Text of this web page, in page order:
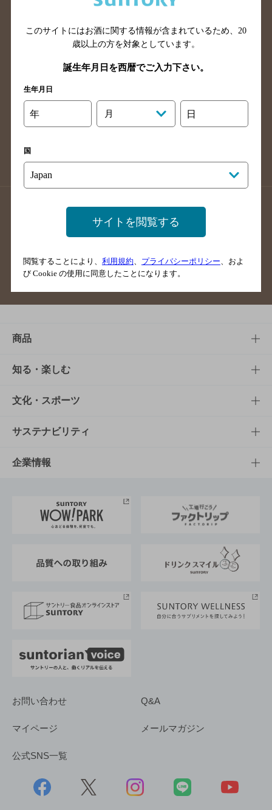
山口県のバー検索
鳥取県のバー検索
島根県のバー検索
徳島県のバー検索
香川県のバー検索
愛媛県のバー検索
高知県のバー検索
長崎県のバー検索
佐賀県のバー検索
大分県のバー検索
熊本県のバー検索
沖縄県のバー検索
店舗登録方法のご案内
店舗情報更新方法のご案内
掲載店舗様ログイン
ご意見・ご感想
商品
商品TOP
商品一覧
商品発売情報
栄養成分一覧
知る・楽しむ
知る・楽しむTOP
キャンペーン
工場見学
地域情報
文化・スポーツ
文化・スポーツTOP
サントリーホール
サントリーサンバーズ大阪
サステナビリティ
サステナビリティTOP
サントリーが考えるサステナビリティ経営
企業情報
企業概要
採用情報
お問い合わせ Q&A
マイページ メールマガジン
公式SNS一覧
このサイトにはお酒に関する情報が含まれているため、 20
歳以上の方を対象としています。
誕生年月日を西暦でご入力下さい。
生年月日
年 月 日
国
サイトを閲覧する
閲覧することにより、 利用規約 プライバシーポリシー 、およ
び Cookie の使用に同意したことになります。